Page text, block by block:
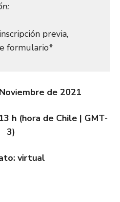
previa,
formulario*
de 2021
h (hora de Chile | GMT-
3)
virtual